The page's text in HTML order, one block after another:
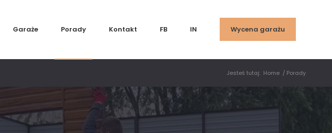
Garaże Porady Kontakt FB IN Wycena garażu
Jesteś tutaj: Home / Porady